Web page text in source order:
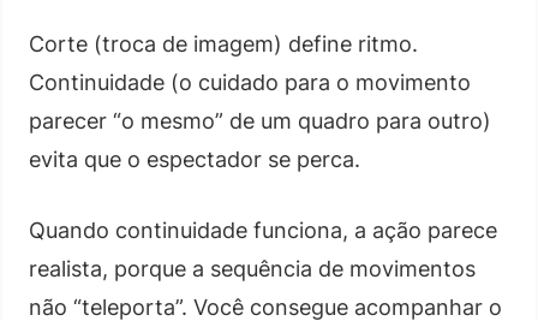
Corte (troca de imagem) define ritmo.
Continuidade (o cuidado para o movimento
parecer “o mesmo” de um quadro para outro)
evita que o espectador se perca.
Quando continuidade funciona, a ação parece
realista, porque a sequência de movimentos
não “teleporta”. Você consegue acompanhar o